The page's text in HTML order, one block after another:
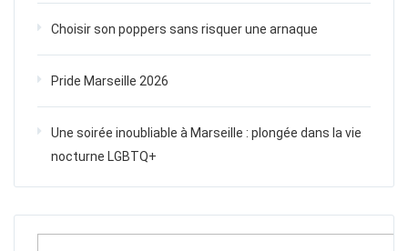
Choisir son poppers sans risquer une arnaque
Pride Marseille 2026
Une soirée inoubliable à Marseille : plongée dans la vie
nocturne LGBTQ+